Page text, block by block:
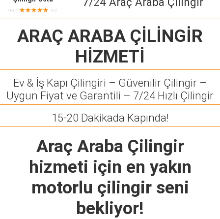
9/10 ★★★★★ 162
ARAÇ ARABA ÇİLİNGİR
HİZMETİ
Ev & İş Kapı Çilingiri – Güvenilir Çilingir –
Uygun Fiyat ve Garantili – 7/24 Hızlı Çilingir
15-20 Dakikada Kapında!
Araç Araba Çilingir
hizmeti için en yakın
motorlu çilingir seni
bekliyor!